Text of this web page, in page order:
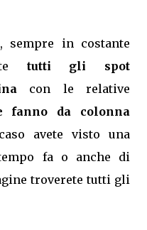
sempre in costante
tutti gli spot
con le relative
fanno da colonna
avete visto una
fa o anche di
troverete tutti gli